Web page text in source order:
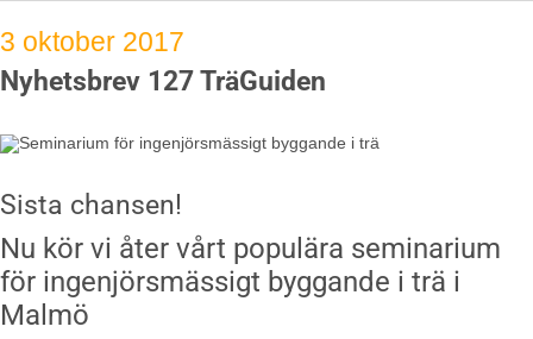
3 oktober 2017
Nyhetsbrev 127 TräGuiden
Sista chansen!
Nu kör vi åter vårt populära seminarium
för ingenjörsmässigt byggande i trä i
Malmö